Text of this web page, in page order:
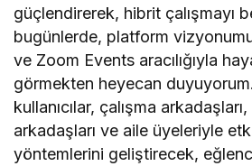
güçlendirerek, hibrit çalışmayı
bugünlerde, platform
ve Zoom Events aracılığıyla
görmekten heyecan
kullanıcılar, çalışma
arkadaşları ve aile üyeleriyle
yöntemlerini geliştirecek,